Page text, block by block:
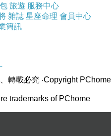
場，差點就扮演贏球
聯社）
志力與體能拚搏，公
滑，巴特勒也撞傷腿
靈頓連番飆分，最終紫
臣首推希爾，全場他
旅遊 服務中心
雜誌 星座命理 會員中心
簡訊
轉載必究 ‧Copyright PChome
trademarks of PChome